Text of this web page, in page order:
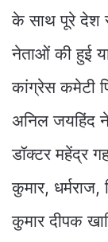
के साथ पूरे देश
नेताओं की हुई
कांग्रेस कमेटी
अनिल जयहिंद ने
डॉक्टर महेंद्र
कुमार,
कुमार दीपक